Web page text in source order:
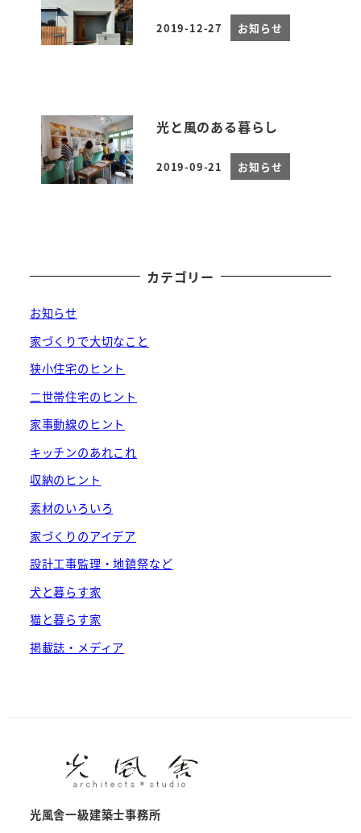
投稿日
2019-12-27 お知らせ
光と風のある暮らし
投稿日
2019-09-21 お知らせ
カテゴリー
お知らせ
家づくりで大切なこと
狭小住宅のヒント
二世帯住宅のヒント
家事動線のヒント
キッチンのあれこれ
収納のヒント
素材のいろいろ
家づくりのアイデア
設計工事監理・地鎮祭など
犬と暮らす家
猫と暮らす家
掲載誌・メディア
光風舎一級建築士事務所